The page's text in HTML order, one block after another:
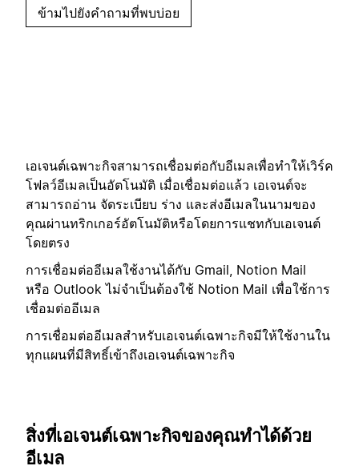
ข้ามไปยังคำถามที่พบบ่อย
เอเจนต์เฉพาะกิจสามารถเชื่อมต่อกับอีเมลเพื่อทำให้เวิร์ค
โฟลว์อีเมลเป็นอัตโนมัติ เมื่อเชื่อมต่อแล้ว เอเจนต์จะ
สามารถอ่าน จัดระเบียบ ร่าง และส่งอีเมลในนามของ
คุณผ่านทริกเกอร์อัตโนมัติหรือโดยการแชทกับเอเจนต์
โดยตรง
การเชื่อมต่ออีเมลใช้งานได้กับ Gmail, Notion Mail
หรือ Outlook ไม่จำเป็นต้องใช้ Notion Mail เพื่อใช้การ
เชื่อมต่ออีเมล
การเชื่อมต่ออีเมลสำหรับเอเจนต์เฉพาะกิจมีให้ใช้งานใน
ทุกแผนที่มีสิทธิ์เข้าถึงเอเจนต์เฉพาะกิจ
สิ่งที่เอเจนต์เฉพาะกิจของคุณทำได้ด้วย
อีเมล